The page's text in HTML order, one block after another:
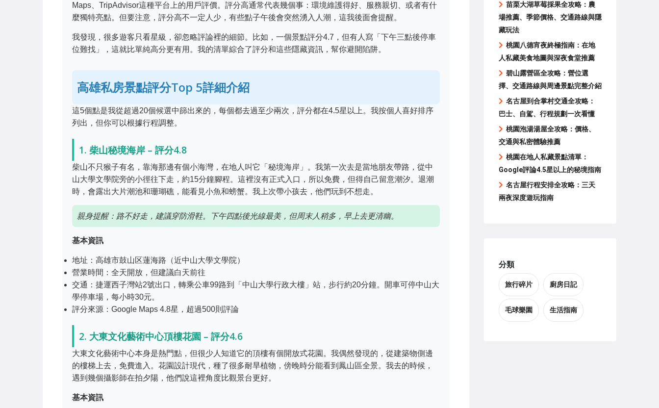
Maps、TripAdvisor這種平台上的用戶評價。評分高通常代表幾個事：環境維護得好、服務親切、或者有什
麼獨特亮點。但要注意，評分高不一定人少，有些點子午後會突然湧入人潮，這我後面會提醒。
我發現，很多遊客只看星級，卻忽略評論裡的細節。比如，一個景點評分4.7，但有人寫「下午三點後停車
位難找」，這就比單純高分更有用。我的清單綜合了評分和這些隱藏資訊，幫你避開陷阱。
高雄私房景點評分Top 5詳細介紹
這5個點是我從超過20個候選中篩出來的，每個都去過至少兩次，評分都在4.5星以上。我按個人喜好排序
列出，但你可以根據行程調整。
1. 柴山秘境海岸 – 評分4.8
柴山不只猴子有名，靠海那邊有個小海灣，在地人叫它「秘境海岸」。我第一次去是當地朋友帶路，從中
山大學文學院旁的小徑往下走，約15分鐘腳程。這裡沒有正式入口，所以免費，但得自己留意潮汐。退潮
時，會露出大片潮池和珊瑚礁，能看見小魚和螃蟹。我上次帶小孩去，他們玩到不想走。
親身提醒：路不好走，建議穿防滑鞋。下午四點後光線最美，但周末人稍多，早上去更清幽。
基本資訊
地址：高雄市鼓山区蓮海路（近中山大學文學院）
營業時間：全天開放，但建議白天前往
交通：捷運西子灣站2號出口，轉乘公車99路到「中山大學行政大樓」站，步行約20分鐘。開車可停中山大
學停車場，每小時30元。
評分來源：Google Maps 4.8星，超過500則評論
2. 大東文化藝術中心頂樓花園 – 評分4.6
大東文化藝術中心本身是熱門點，但很少人知道它的頂樓有個開放式花園。我偶然發現的，從建築物側邊
的樓梯上去，免費進入。花園設計現代，種了很多耐旱植物，傍晚時分能看到鳳山區全景。我去的時候，
遇到幾個攝影師在拍夕陽，他們說這裡角度比觀景台更好。
基本資訊
苗栗大湖草莓採果全攻略：農
場推薦、季節價格、交通路線與隱
藏玩法
桃園八德宵夜終極指南：在地
人私藏美食地圖與深夜食堂推薦
碧山露營區全攻略：營位選
擇、交通路線與周邊景點完整介紹
名古屋到合掌村交通全攻略：
巴士、自駕、行程規劃一次看懂
桃園泡湯湯屋全攻略：價格、
交通與私密體驗推薦
桃園在地人私藏景點清單：
Google評論4.5星以上的秘境指南
名古屋行程安排全攻略：三天
兩夜深度遊玩指南
分類
旅行碎片 廚房日記
毛球樂園 生活指南